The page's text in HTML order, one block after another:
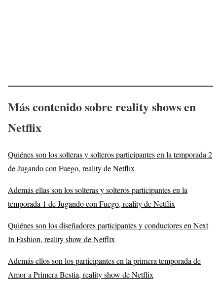
Más contenido sobre reality shows en
Netflix
Quiénes son los solteras y solteros participantes en la temporada 2
de Jugando con Fuego, reality de Netflix
Además ellas son los solteras y solteros participantes en la
temporada 1 de Jugando con Fuego, reality de Netflix
Quiénes son los diseñadores participantes y conductores en Next
In Fashion, reality show de Netflix
Además ellos son los participantes en la primera temporada de
Amor a Primera Bestia, reality show de Netflix